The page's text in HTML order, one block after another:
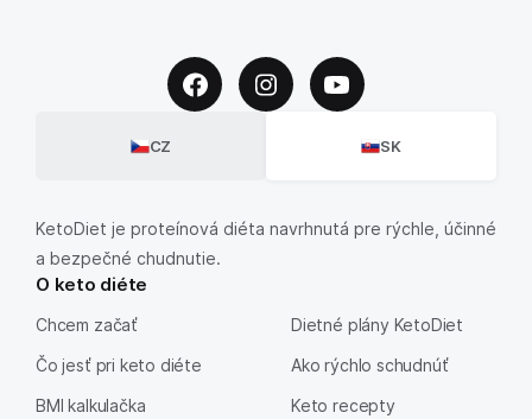
CZ SK
KetoDiet je proteínová diéta navrhnutá pre rýchle, účinné
a bezpečné chudnutie.
O keto diéte
Chcem začať
Čo jesť pri keto diéte
BMI kalkulačka
Dietné plány KetoDiet
Ako rýchlo schudnúť
Keto recepty